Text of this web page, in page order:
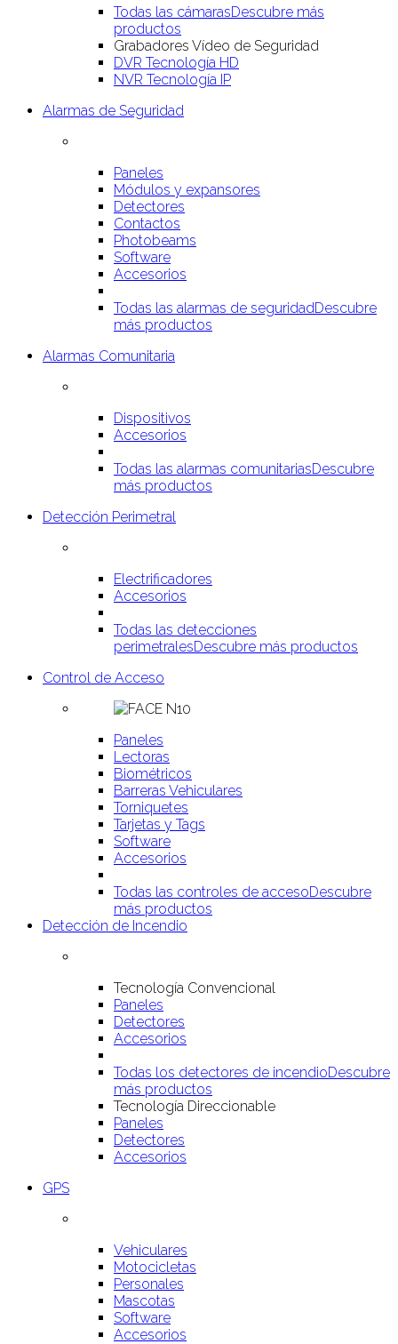
Todas las cámarasDescubre más
productos
Grabadores Vídeo de Seguridad
DVR Tecnología HD
NVR Tecnología IP
Alarmas de Seguridad
Paneles
Módulos y expansores
Detectores
Contactos
Photobeams
Software
Accesorios
Todas las alarmas de seguridadDescubre
más productos
Alarmas Comunitaria
Dispositivos
Accesorios
Todas las alarmas comunitariasDescubre
más productos
Detección Perimetral
Electrificadores
Accesorios
Todas las detecciones
perimetralesDescubre más productos
Control de Acceso
Paneles
Lectoras
Biométricos
Barreras Vehiculares
Torniquetes
Tarjetas y Tags
Software
Accesorios
Todas las controles de accesoDescubre
más productos
Detección de Incendio
Tecnología Convencional
Paneles
Detectores
Accesorios
Todas los detectores de incendioDescubre
más productos
Tecnología Direccionable
Paneles
Detectores
Accesorios
GPS
Vehiculares
Motocicletas
Personales
Mascotas
Software
Accesorios